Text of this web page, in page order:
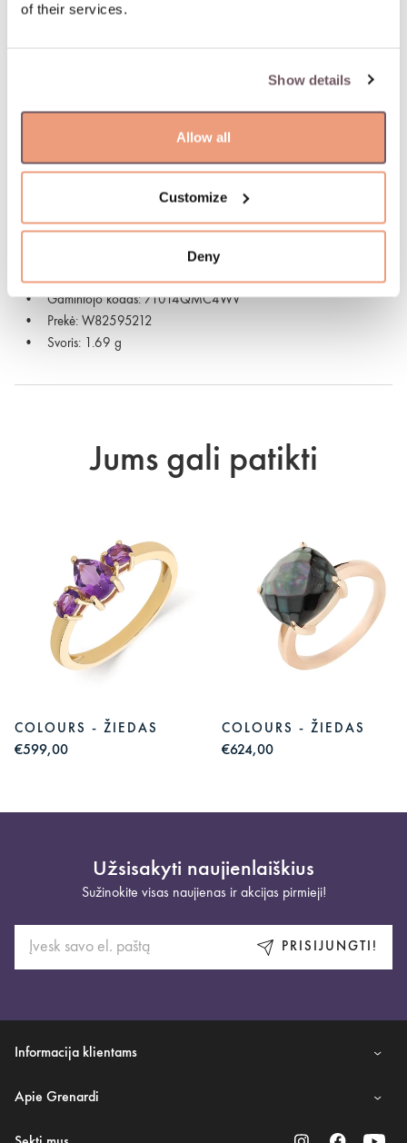
of their services.
Show details
Allow all
Customize
Deny
- Deimantas (Akmens spalva: H-baltas, Tīrība: SI, Akmens
- Topazas (Akmens spalva: Mėlyna, Akmens svoris: 0.440ct)
Akmens spalva: Baltas, Mėlyna, Mėlyna
Gamintojo kodas: 71014QMC4WV
Prekė: W82595212
Svoris: 1.69 g
Jums gali patikti
COLOURS - ŽIEDAS
€599,00
COLOURS - ŽIEDAS
€624,00
Užsisakyti naujienlaiškius
Sužinokite visas naujienas ir akcijas pirmieji!
PRISIJUNGTI!
Informacija klientams
Apie Grenardi